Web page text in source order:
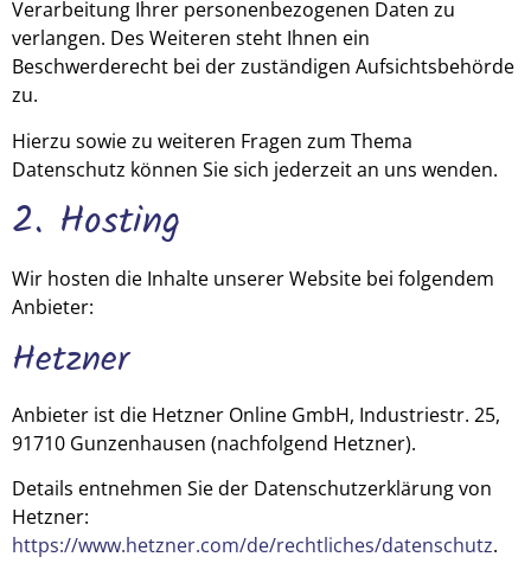
Verarbeitung Ihrer personenbezogenen Daten zu
verlangen. Des Weiteren steht Ihnen ein
Beschwerderecht bei der zuständigen Aufsichtsbehörde
zu.
Hierzu sowie zu weiteren Fragen zum Thema
Datenschutz können Sie sich jederzeit an uns wenden.
2. Hosting
Wir hosten die Inhalte unserer Website bei folgendem
Anbieter:
Hetzner
Anbieter ist die Hetzner Online GmbH, Industriestr. 25,
91710 Gunzenhausen (nachfolgend Hetzner).
Details entnehmen Sie der Datenschutzerklärung von
Hetzner:
https://www.hetzner.com/de/rechtliches/datenschutz.